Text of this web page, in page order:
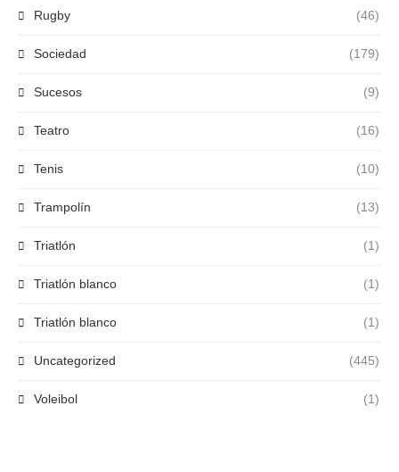
Rugby (46)
Sociedad (179)
Sucesos (9)
Teatro (16)
Tenis (10)
Trampolín (13)
Triatlón (1)
Triatlón blanco (1)
Triatlón blanco (1)
Uncategorized (445)
Voleibol (1)